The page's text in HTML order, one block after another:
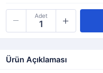
Adet
Ürün Açıklaması